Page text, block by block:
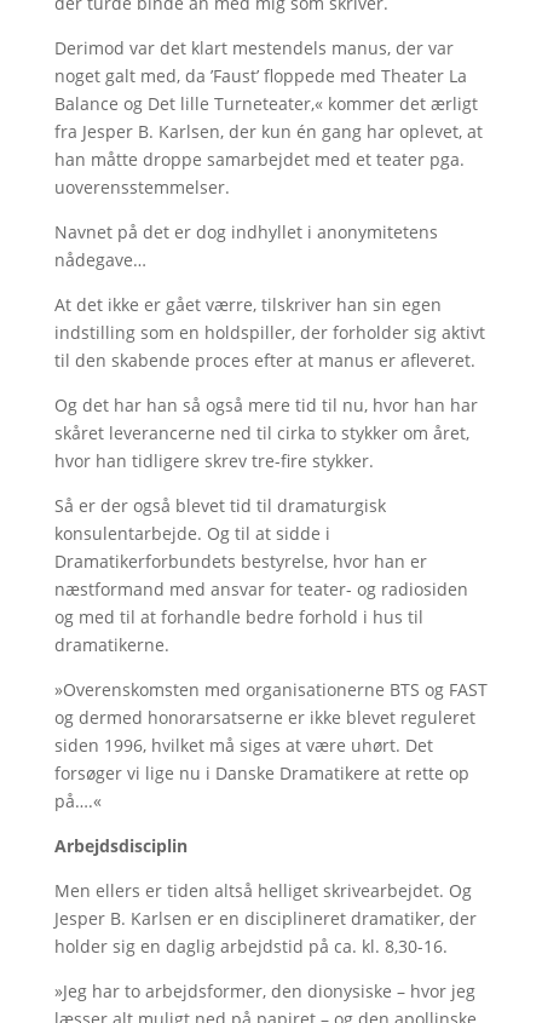
Derimod var det klart mestendels manus, der var
noget galt med, da ’Faust’ floppede med Theater La
Balance og Det lille Turneteater,« kommer det ærligt
fra Jesper B. Karlsen, der kun én gang har oplevet, at
han måtte droppe samarbejdet med et teater pga.
uoverensstemmelser.
Navnet på det er dog indhyllet i anonymitetens
nådegave…
At det ikke er gået værre, tilskriver han sin egen
indstilling som en holdspiller, der forholder sig aktivt
til den skabende proces efter at manus er afleveret.
Og det har han så også mere tid til nu, hvor han har
skåret leverancerne ned til cirka to stykker om året,
hvor han tidligere skrev tre-fire stykker.
Så er der også blevet tid til dramaturgisk
konsulentarbejde. Og til at sidde i
Dramatikerforbundets bestyrelse, hvor han er
næstformand med ansvar for teater- og radiosiden
og med til at forhandle bedre forhold i hus til
dramatikerne.
»Overenskomsten med organisationerne BTS og FAST
og dermed honorarsatserne er ikke blevet reguleret
siden 1996, hvilket må siges at være uhørt. Det
forsøger vi lige nu i Danske Dramatikere at rette op
på….«
Arbejdsdisciplin
Men ellers er tiden altså helliget skrivearbejdet. Og
Jesper B. Karlsen er en disciplineret dramatiker, der
holder sig en daglig arbejdstid på ca. kl. 8,30-16.
»Jeg har to arbejdsformer, den dionysiske – hvor jeg